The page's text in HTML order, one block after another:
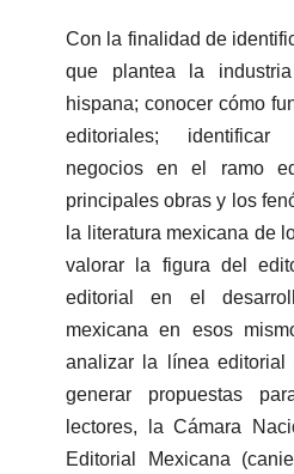
Con la finalidad de
que plantea la
hispana; conocer cómo
editoriales; identificar
negocios en el ramo
principales obras y los
la literatura mexicana de
valorar la figura del
editorial en el
mexicana en esos
analizar la línea
generar propuestas
lectores, la Cámara
Editorial Mexicana